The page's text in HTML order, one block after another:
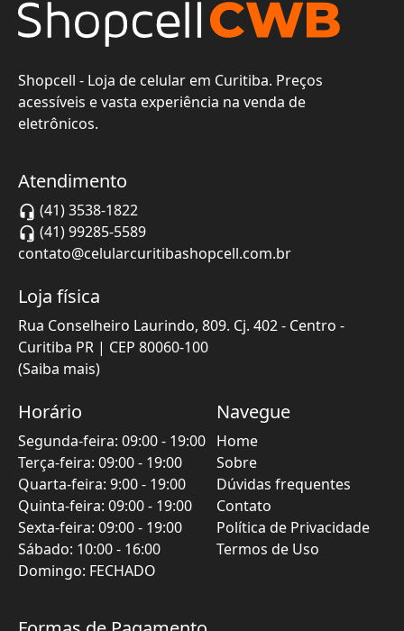
Shopcell - Loja de celular em Curitiba. Preços
acessíveis e vasta experiência na venda de
eletrônicos.
Atendimento
(41) 3538-1822
(41) 99285-5589
contato@celularcuritibashopcell.com.br
Loja física
Rua Conselheiro Laurindo, 809. Cj. 402 - Centro -
Curitiba PR | CEP 80060-100
(Saiba mais)
Horário
Segunda-feira: 09:00- 19:00
Terça-feira: 09:00- 19:00
Quarta-feira: 9:00- 19:00
Quinta-feira: 09:00- 19:00
Sexta-feira: 09:00- 19:00
Sábado: 10:00- 16:00
Domingo: FECHADO
Navegue
Home
Sobre
Dúvidas frequentes
Contato
Política de Privacidade
Termos de Uso